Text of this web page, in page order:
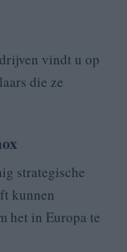
vindt u op
die ze
strategische
kunnen
het in Europa te